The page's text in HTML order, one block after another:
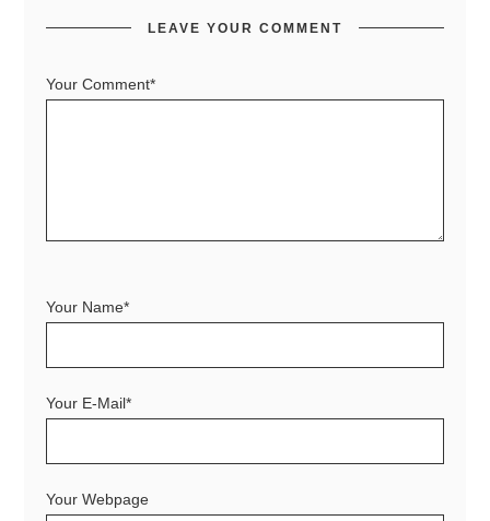
LEAVE YOUR COMMENT
Your Comment*
Your Name*
Your E-Mail*
Your Webpage